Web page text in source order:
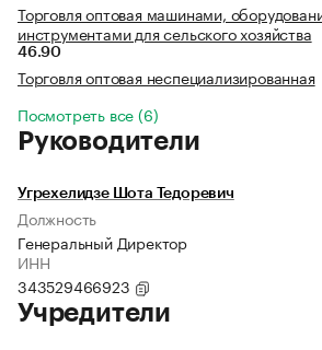
Торговля оптовая машинами,
инструментами для сельского хозяйства
46.90
Торговля оптовая неспециализированная
Посмотреть все (6)
Руководители
Угрехелидзе Шота Тедоревич
Должность
Генеральный Директор
ИНН
343529466923
Учредители